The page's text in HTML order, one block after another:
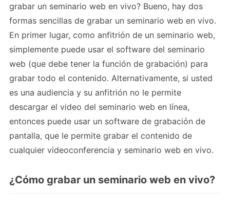
grabar un seminario web en vivo? Bueno, hay dos
formas sencillas de grabar un seminario web en vivo.
En primer lugar, como anfitrión de un seminario web,
simplemente puede usar el software del seminario
web (que debe tener la función de grabación) para
grabar todo el contenido. Alternativamente, si usted
es una audiencia y su anfitrión no le permite
descargar el video del seminario web en línea,
entonces puede usar un software de grabación de
pantalla, que le permite grabar el contenido de
cualquier videoconferencia y seminario web en vivo.
¿Cómo grabar un seminario web en vivo?